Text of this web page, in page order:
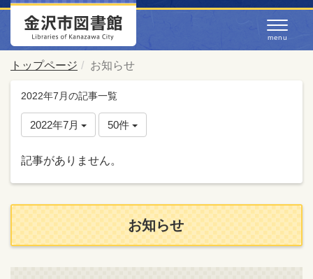
トップページ お知らせ
2022年7月の記事一覧
2022年7月 50件
記事がありません。
お知らせ